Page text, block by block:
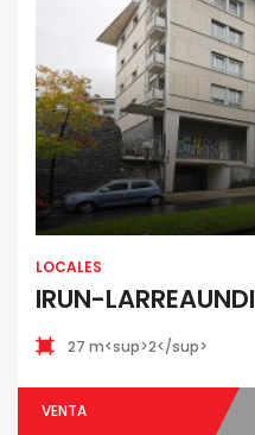
LOCALES
IRUN-LARREAUNDI
27 m<sup>2</sup>
VENTA